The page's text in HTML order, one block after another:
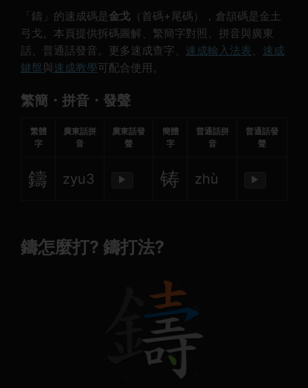
「鑄」的速成碼是 金戈 （首碼+尾碼），倉頡碼是金土
弓戈。本頁提供拆碼圖解、繁簡字對照、拼音與廣東
話、普通話發音。更多速成查字、 速成輸入法表、 速成
鍵盤與速成教學可配合使用。
繁簡・拼音・發聲
繁體
字
廣東話拼
音
廣東話發
聲
簡體
字
普通話拼
音
普通話發
聲
鑄 zyu3 ▶ 铸 zhù ▶
鑄怎麼打? 鑄打法?